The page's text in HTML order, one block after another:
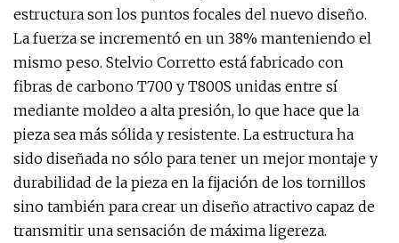
estructura son los puntos focales del nuevo diseño.
La fuerza se incrementó en un 38% manteniendo el
mismo peso. Stelvio Corretto está fabricado con
fibras de carbono T700 y T800S unidas entre sí
mediante moldeo a alta presión, lo que hace que la
pieza sea más sólida y resistente. La estructura ha
sido diseñada no sólo para tener un mejor montaje y
durabilidad de la pieza en la fijación de los tornillos
sino también para crear un diseño atractivo capaz de
transmitir una sensación de máxima ligereza.